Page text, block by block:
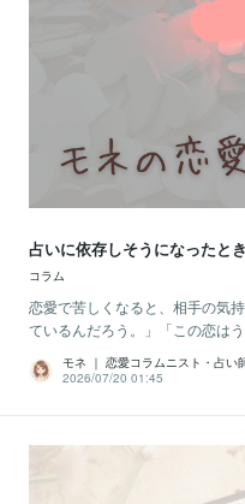
占いに依存しそうになったと
コラム
恋愛で苦しくなると、相手の気
ているんだろう。」「この恋は
モネ ｜ 恋愛コラムニスト・占い
2026/07/20 01:45